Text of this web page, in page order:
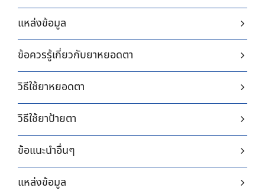
แหล่งข้อมูล
ข้อควรรู้เกี่ยวกับยาหยอดตา
วิธีใช้ยาหยอดตา
วิธีใช้ยาป้ายตา
ข้อแนะนำอื่นๆ
แหล่งข้อมูล